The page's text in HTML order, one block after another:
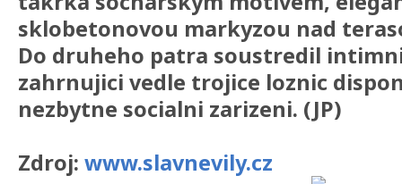
sklobetonovou markyzou nad
Do druheho patra soustredil
zahrnujici vedle trojice loznic
nezbytne socialni zarizeni. (JP)
Zdroj: www.slavnevily.cz